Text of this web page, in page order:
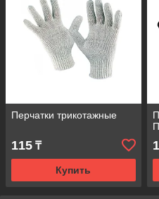
Перчатки трикотажные
115 ₸
Купить